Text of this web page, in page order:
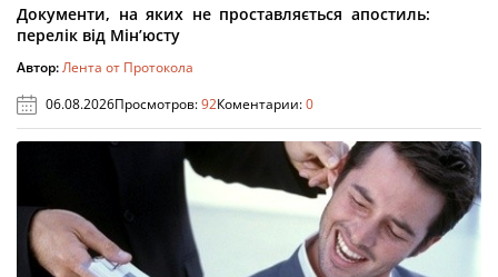
Документи, на яких не проставляється апостиль:
перелік від Мін’юсту
Автор:Лента от Протокола
06.08.2026Просмотров:92Коментарии:0